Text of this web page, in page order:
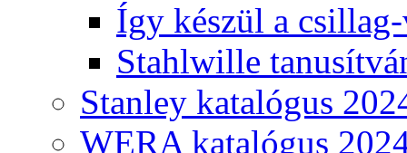
Így készül a
Stahlwille
Stanley katalógus
WERA katalógus